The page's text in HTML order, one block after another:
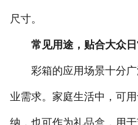
尺寸。
常见用途，贴合大众
彩箱的应用场景十分广
业需求。家庭生活中，可